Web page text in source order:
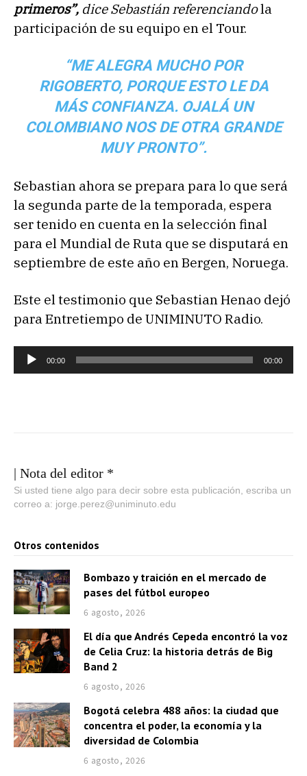
primeros”, dice Sebastián referenciandola
participación de su equipo en el Tour.
“ME ALEGRA MUCHO POR
RIGOBERTO, PORQUE ESTO LE DA
MÁS CONFIANZA. OJALÁ UN
COLOMBIANO NOS DE OTRA GRANDE
MUY PRONTO”.
Sebastian ahora se prepara para lo que será
la segunda parte de la temporada, espera
ser tenido en cuenta en la selección final
para el Mundial de Ruta que se disputará en
septiembre de este año en Bergen, Noruega.
Este el testimonio que Sebastian Henao dejó
para Entretiempo de UNIMINUTO Radio.
R
d
u
c
o
d
e
u
d
o
00:00 00:00
| Nota del editor *
Si usted tiene algo para decir sobre esta publicación, escriba un
correo a: jorge.perez@uniminuto.edu
Otros contenidos
Bombazo y traición en el mercado de
pases del fútbol europeo
6 agosto, 2026
El día que Andrés Cepeda encontró la voz
de Celia Cruz: la historia detrás de Big
Band 2
6 agosto, 2026
Bogotá celebra 488 años: la ciudad que
concentra el poder, la economía y la
diversidad de Colombia
6 agosto, 2026